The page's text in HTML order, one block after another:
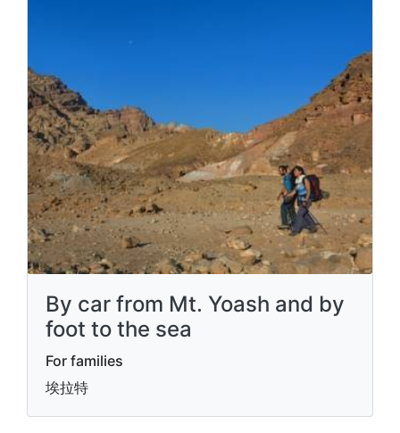
By car from Mt. Yoash and by
foot to the sea
For families
埃拉特